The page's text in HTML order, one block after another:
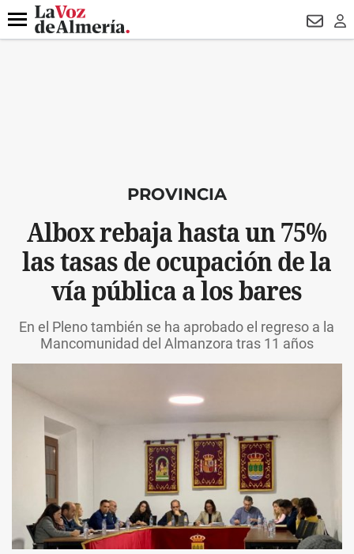
DESTACADO
Menú
PROVINCIA
Albox rebaja hasta un 75%
las tasas de ocupación de la
vía pública a los bares
En el Pleno también se ha aprobado el regreso a la
Mancomunidad del Almanzora tras 11 años